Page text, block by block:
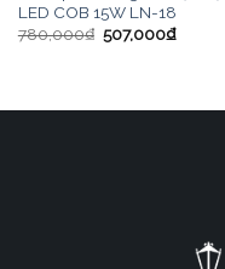
LED COB 15W LN-18
780,000₫ 507,000₫